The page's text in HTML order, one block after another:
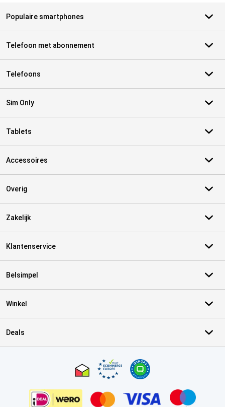
Populaire smartphones
Telefoon met abonnement
Telefoons
Sim Only
Tablets
Accessoires
Overig
Zakelijk
Klantenservice
Belsimpel
Winkel
Deals